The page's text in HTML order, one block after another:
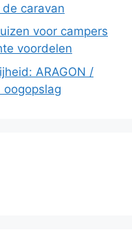
caravan
voor campers
voordelen
ARAGON /